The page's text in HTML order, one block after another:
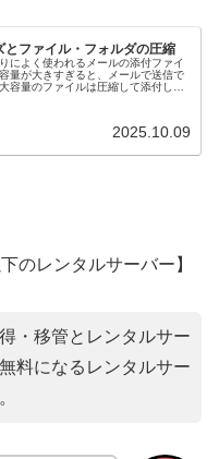
とファイル・フォルダの圧縮
によく使われるメールの添付ファイ
量が大きすぎると、メールで送信で
容量のファイルは圧縮して添付しよ
2025.10.09
のレンタルサーバー】
・移管とレンタルサー
料になるレンタルサー